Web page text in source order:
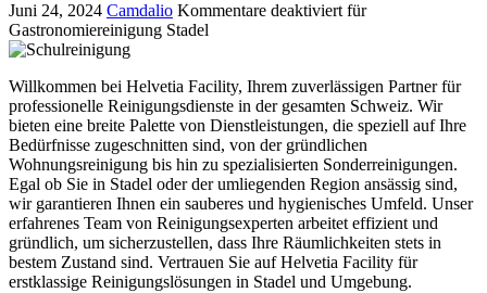
Juni 24, 2024 Camdalio Kommentare deaktiviertfür
Gastronomiereinigung Stadel
Willkommen bei Helvetia Facility, Ihrem zuverlässigen Partner für
professionelle Reinigungsdienste in der gesamten Schweiz. Wir
bieten eine breite Palette von Dienstleistungen, die speziell auf Ihre
Bedürfnisse zugeschnitten sind, von der gründlichen
Wohnungsreinigung bis hin zu spezialisierten Sonderreinigungen.
Egal ob Sie in Stadel oder der umliegenden Region ansässig sind,
wir garantieren Ihnen ein sauberes und hygienisches Umfeld. Unser
erfahrenes Team von Reinigungsexperten arbeitet effizient und
gründlich, um sicherzustellen, dass Ihre Räumlichkeiten stets in
bestem Zustand sind. Vertrauen Sie auf Helvetia Facility für
erstklassige Reinigungslösungen in Stadel und Umgebung.